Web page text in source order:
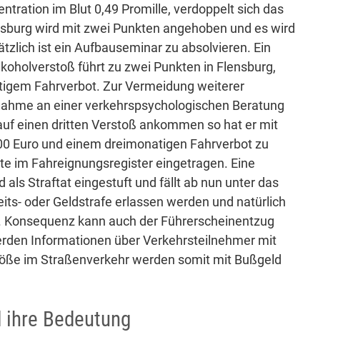
im Blut 0,49 Promille, verdoppelt sich das
wird mit zwei Punkten angehoben und es wird
ist ein Aufbauseminar zu absolvieren. Ein
führt zu zwei Punkten in Flensburg,
Fahrverbot. Zur Vermeidung weiterer
an einer verkehrspsychologischen Beratung
einen dritten Verstoß ankommen so hat er mit
Euro und einem dreimonatigen Fahrverbot zu
im Fahreignungsregister eingetragen. Eine
als Straftat eingestuft und fällt ab nun unter das
oder Geldstrafe erlassen werden und natürlich
kann auch der Führerscheinentzug
Informationen über Verkehrsteilnehmer mit
im Straßenverkehr werden somit mit Bußgeld
Bedeutung